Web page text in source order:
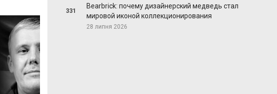
331
Bearbrick: почему дизайнерский медведь стал
мировой иконой коллекционирования
28 липня 2026